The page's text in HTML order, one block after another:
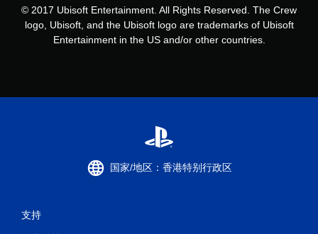
© 2017 Ubisoft Entertainment. All Rights Reserved. The Crew
logo, Ubisoft, and the Ubisoft logo are trademarks of Ubisoft
Entertainment in the US and/or other countries.
国家/地区：香港特别行政区
支持